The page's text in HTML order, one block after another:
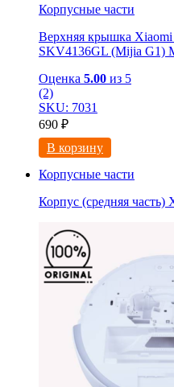
Корпусные части
Верхняя крышка Xiaomi
SKV4136GL (Mijia G1)
Оценка 5.00 из 5
(2)
SKU: 7031
690 ₽
В корзину
Корпусные части
Корпус (средняя